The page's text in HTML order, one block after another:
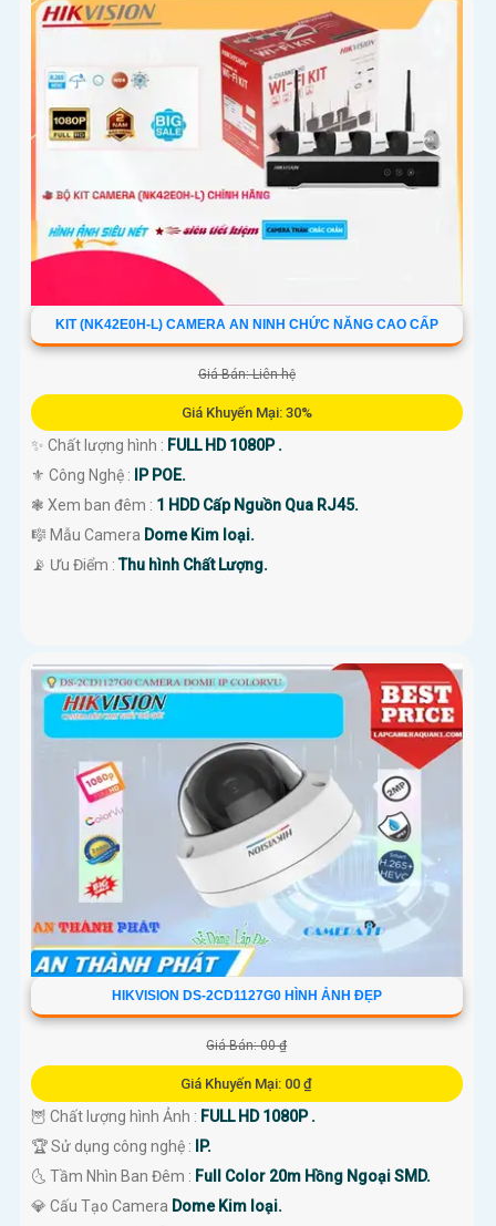
KIT (NK42E0H-L) CAMERA AN NINH CHỨC NĂNG CAO CẤP
Giá Bán: Liên hệ
Giá Khuyến Mại: 30%
✨ Chất lượng hình : FULL HD 1080P .
⚜️ Công Nghệ :
IP POE.
❃ Xem ban đêm : 1 HDD Cấp Nguồn Qua RJ45.
🎼️ Mẫu Camera Dome Kim loại.
️📡 Ưu Điểm :Thu hình Chất Lượng.
HIKVISION DS-2CD1127G0 HÌNH ẢNH ĐẸP
Giá Bán: 00 ₫
Giá Khuyến Mại: 00 ₫
🦉 Chất lượng hình Ảnh : FULL HD 1080P .
🏆 Sử dụng công nghệ :
IP.
🌜 Tầm Nhìn Ban Đêm : Full Color 20m Hồng Ngoại SMD.
💎 Cấu Tạo Camera Dome Kim loại.